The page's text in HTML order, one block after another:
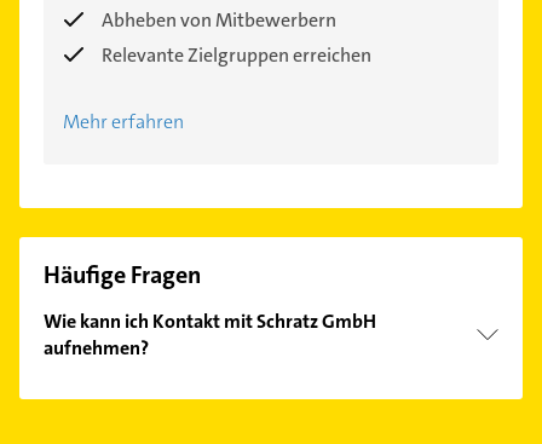
Abheben von Mitbewerbern
Relevante Zielgruppen erreichen
Mehr erfahren
Häufige Fragen
Wie kann ich Kontakt mit Schratz GmbH
aufnehmen?